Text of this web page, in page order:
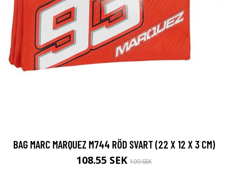
BAG MARC MARQUEZ M744 RÖD SVART (22 X 12 X 3 CM)
108.55 SEK 109 SEK